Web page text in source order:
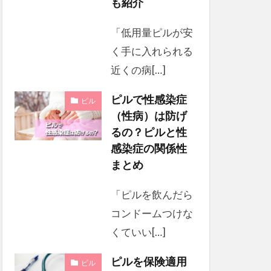
「低用量ピルが安
く手に入れられる
近くの病[…]
ピル
ピルで性感染症
（性病）は防げ
るの？ピルと性
感染症の関係性
まとめ
「ピルを飲んだら
コンドームつけな
くていい[…]
ピル
ピルを保険適用